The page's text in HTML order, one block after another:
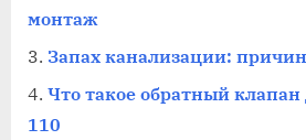
монтаж
Запах канализации:
Что такое обратный
110